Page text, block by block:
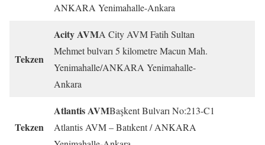
ANKARA Yenimahalle-Ankara
Tekzen
Acity AVMA City AVM Fatih Sultan
Mehmet bulvarı 5 kilometre Macun Mah.
Yenimahalle/ANKARA Yenimahalle-
Ankara
Tekzen
Atlantis AVMBaşkent Bulvarı No:213-C1
Atlantis AVM – Batıkent / ANKARA